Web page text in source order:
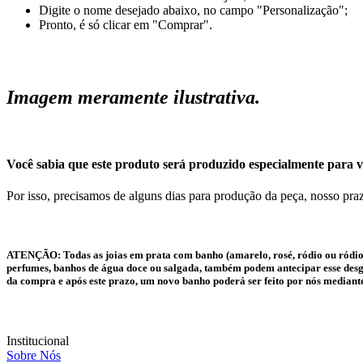
Digite o nome desejado abaixo, no campo "Personalização";
Pronto, é só clicar em "Comprar".
Imagem meramente ilustrativa.
Você sabia que este produto será produzido especialmente para
Por isso, precisamos de alguns dias para produção da peça, nosso
ATENÇÃO: Todas as joias em prata com banho (amarelo, rosé, ródio ou
perfumes, banhos de água doce ou salgada, também podem antecipar esse
da compra e após este prazo, um novo banho poderá ser feito por nós
Institucional
Sobre Nós